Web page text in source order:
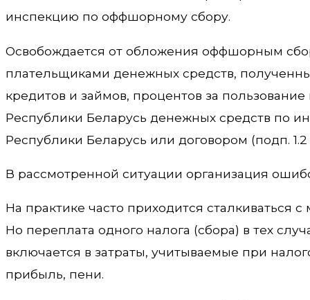
инспекцию по оффшорному сбору.
Освобождается от обложения оффшорным
плательщиками денежных средств,
кредитов и займов, процентов за
Республики Беларусь денежных средств по
Республики Беларусь или договором (подп. 1.2
В рассмотренной ситуации организация
На практике часто приходится
Но переплата одного налога (сбора) в тех
включается в затраты, учитываемые при
прибыль, пени.